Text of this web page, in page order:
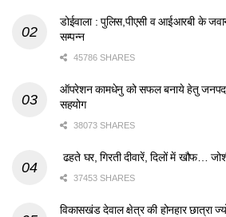
डोईवाला : पुलिस,पीएसी व आईआरबी के
सम्पन्न
45786 SHARES
ऑपरेशन कामधेनु को सफल बनाये हेतु जनपद
सहयोग
38073 SHARES
ढहते घर, गिरती दीवारें, दिलों में खौफ…
37453 SHARES
विकासखंड देवाल क्षेत्र की होनहार छात्रा